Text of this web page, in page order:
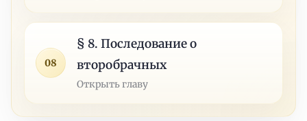
08
§ 8. Последование о
второбрачных
Открыть главу